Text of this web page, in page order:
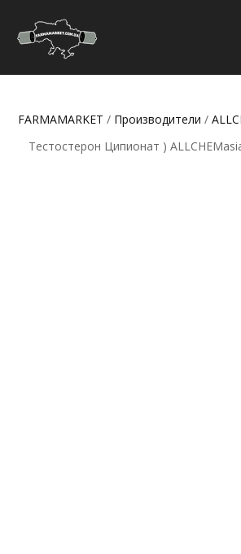
FARMAMARKET / Производители /
Тестостерон Ципионат )